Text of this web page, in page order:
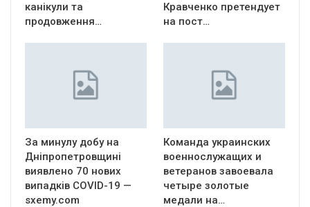
канікули та
продовження…
Кравченко претендует
на пост…
За минулу добу на
Дніпропетровщині
виявлено 70 нових
випадків COVID-19 —
sxemy.com
Команда украинских
военнослужащих и
ветеранов завоевала
четыре золотые
медали на…